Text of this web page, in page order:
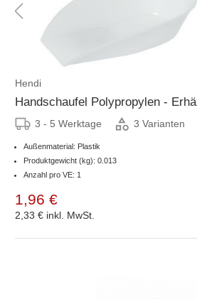
Hendi
Handschaufel Polypropylen -
3 - 5 Werktage 3 Varianten
Außenmaterial: Plastik
Produktgewicht (kg): 0.013
Anzahl pro VE: 1
1,96 €
2,33 € inkl. MwSt.